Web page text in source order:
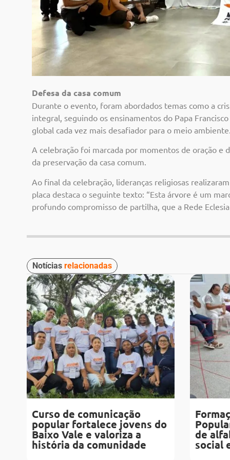
Defesa da casa comum
Durante o evento, foram abordados temas como a
integral, seguindo os ensinamentos do Papa
global cada vez mais desafiador para o meio
A celebração foi marcada por momentos de oração
da preservação da casa comum.
Ao final da celebração, lideranças religiosas
placa destaca o seguinte texto: “Esta árvore é um
profundo compromisso de partilha, que a Rede
Notícias relacionadas
Curso de comunicação
popular fortalece jovens do
Baixo Vale e valoriza a
história da comunidade
de
social